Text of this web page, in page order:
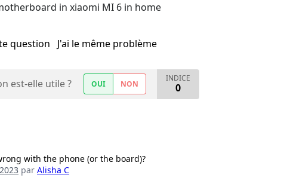
in xiaomi MI 6 in home
question J'ai le même problème
est-elle utile ? OUI NON
INDICE
0
with the phone (or the board)?
parAlisha C